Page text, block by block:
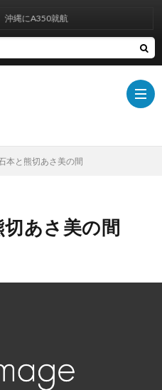
バ
縄にA350就航
本と熊切あさ美の間
切あさ美の間